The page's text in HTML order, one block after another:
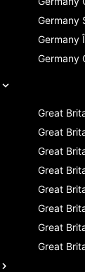
Germany
Germany
Germany
Great
Great
Great
Great
Great
Great
Great
Great